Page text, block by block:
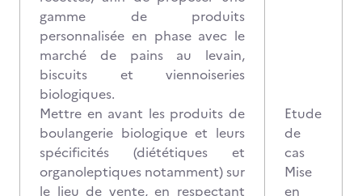
gamme de produits
personnalisée en phase avec le
marché de pains au levain,
biscuits et viennoiseries
biologiques.
Mettre en avant les produits de
boulangerie biologique et leurs
spécificités (diététiques et
organoleptiques notamment) sur
le lieu de vente, en respectant
Etude
de
cas
Mise
en